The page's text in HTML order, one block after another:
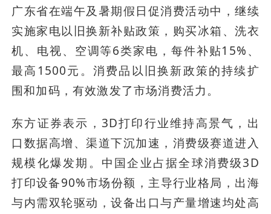
广东省在端午及暑期假日促消费活动中，继续
实施家电以旧换新补贴政策，购买冰箱、洗衣
机、电视、空调等6类家电，每件补贴15%、
最高1500元。消费品以旧换新政策的持续扩
围和加码，有效激发了市场消费活力。
东方证券表示，3D打印行业维持高景气，出
口数据高增、渠道下沉加速，消费级赛道进入
规模化爆发期。中国企业占据全球消费级3D
打印设备90%市场份额，主导行业格局，出海
与内需双轮驱动，设备出口与产量增速均处高